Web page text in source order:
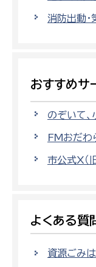
消防出動・
おすすめサ
のぞいて
FMおだ
市公式X
よくある質
資源ごみ